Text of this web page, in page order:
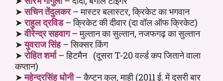
➤सचिन तेंदुलकर– मास्टर बलास्टर, क्रिकेट का भगवान
➤राहुल द्रविड– क्रिकेट की दीवार (दा वॉल ऑफ क्रिकेट)
➤वीरेन्द्र सहवाग– मुल्तान का सुल्तान, नजफगढ़ का सुल्तान
➤युवराज सिंह– सिक्सर किंग
➤रोहित शर्मा– हिटमैन (दूसरा T-20 वर्ल्ड कप जिताने वाला
कप्तान)
➤महेन्द्रसिंह धोनी– कैप्टन कुल, माही (2011 ई. में दूसरी बार